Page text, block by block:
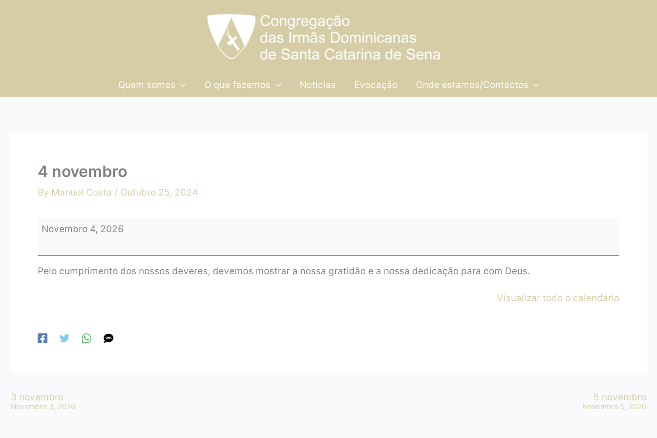
Quem somos O que fazemos Notícias Evocação Onde estamos/Contactos
4 novembro
By Manuel Costa / Outubro 25, 2024
Novembro 4, 2026
Pelo cumprimento dos nossos deveres, devemos mostrar a nossa gratidão e a nossa dedicação para com Deus.
Visualizar todo o calendário
3 novembro
Novembro 3, 2026
5 novembro
Novembro 5, 2026